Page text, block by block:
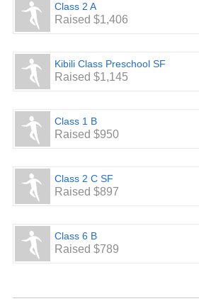
Class 2 A
Raised $1,406
Kibili Class Preschool SF
Raised $1,145
Class 1 B
Raised $950
Class 2 C SF
Raised $897
Class 6 B
Raised $789